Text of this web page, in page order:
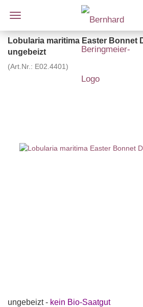
Lobularia maritima Easter Bonnet
ungebeizt
(Art.Nr.: E02.4401)
ungebeizt - kein Bio-Saatgut